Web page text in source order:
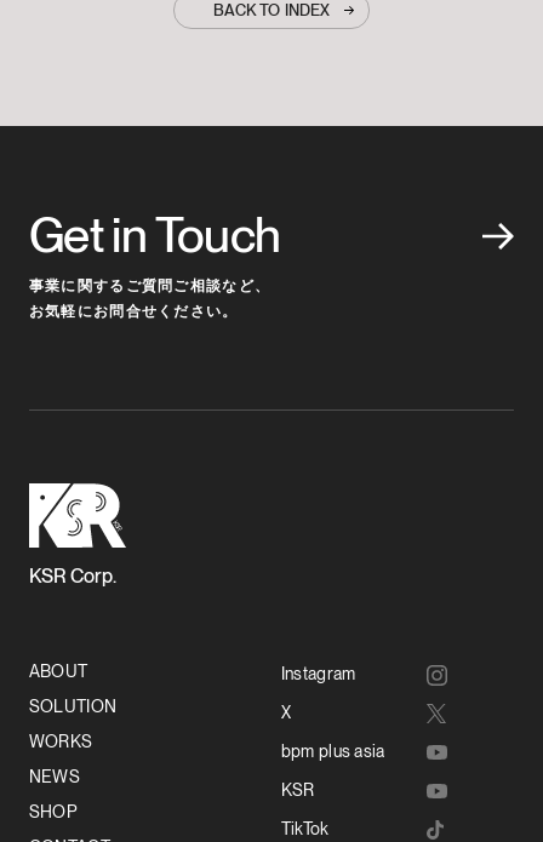
BACK TO INDEX
Get in Touch
事業に関するご質問ご相談など、
お気軽にお問合せください。
KSR Corp.
ABOUT
SOLUTION
WORKS
NEWS
SHOP
Instagram
X
bpm plus asia
KSR
TikTok